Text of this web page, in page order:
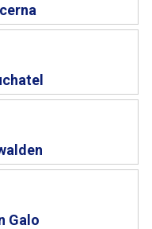
Galo